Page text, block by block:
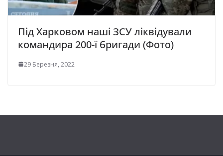
Під Харковом наші ЗСУ ліквідували
командира 200-ї бригади (Фото)
29 Березня, 2022